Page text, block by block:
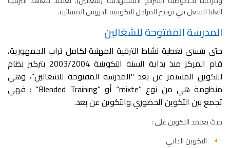
العليا للشغل في توفير المراحل التكوينية الدروس المسائية.
المدرسة المفتوحة للشغالين
حتى يتسنى تغطية نشاط الترقية المهنية لكامل تراب الجمهورية،
قام المركز منذ بداية السنة التكوينية 2003/2004 بتركيز نظام
للتكوين المستمر عن بعد "المدرسة المفتوحة للشغالين”، وهي
منظومة هي من نوع ”mixte“ أو ”Blended Training“ : فهي
تجمع بين التكوين الحضوري والتكوين عن بعد.
حيث يعتمد التكوين على :
التكوين الذاتي